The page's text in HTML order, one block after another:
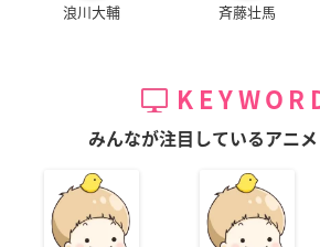
浪川大輔 斉藤壮馬
みんなが注目しているアニ